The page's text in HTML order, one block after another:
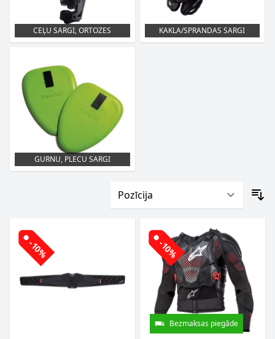
CEĻU SARGI, ORTOZES KAKLA/SPRANDAS SARGI
GURNU, PLECU SARGI
-10% -10%
Bezmaksas piegāde